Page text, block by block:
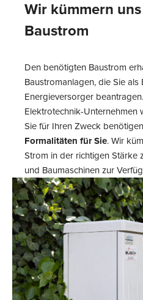
Wir kümmern
Baustrom
Den benötigten Baustrom
Baustromanlagen, die Sie
Energieversorger
Elektrotechnik-Unternehmen
Sie für Ihren Zweck
Formalitäten für Sie. Wir
Strom in der richtigen Stärke
und Baumaschinen zur